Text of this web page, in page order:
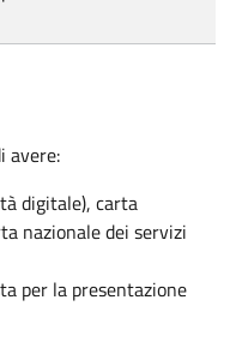
avere:
digitale), carta
nazionale dei servizi
per la presentazione